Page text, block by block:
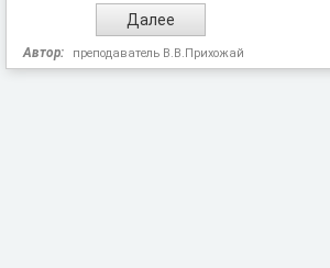
Автор: преподаватель В.В.Прихожай